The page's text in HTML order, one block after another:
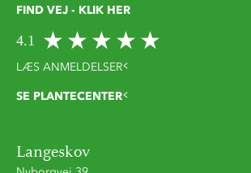
FIND VEJ - KLIK HER
4.1
LÆS ANMELDELSER
SE PLANTECENTER
Langeskov